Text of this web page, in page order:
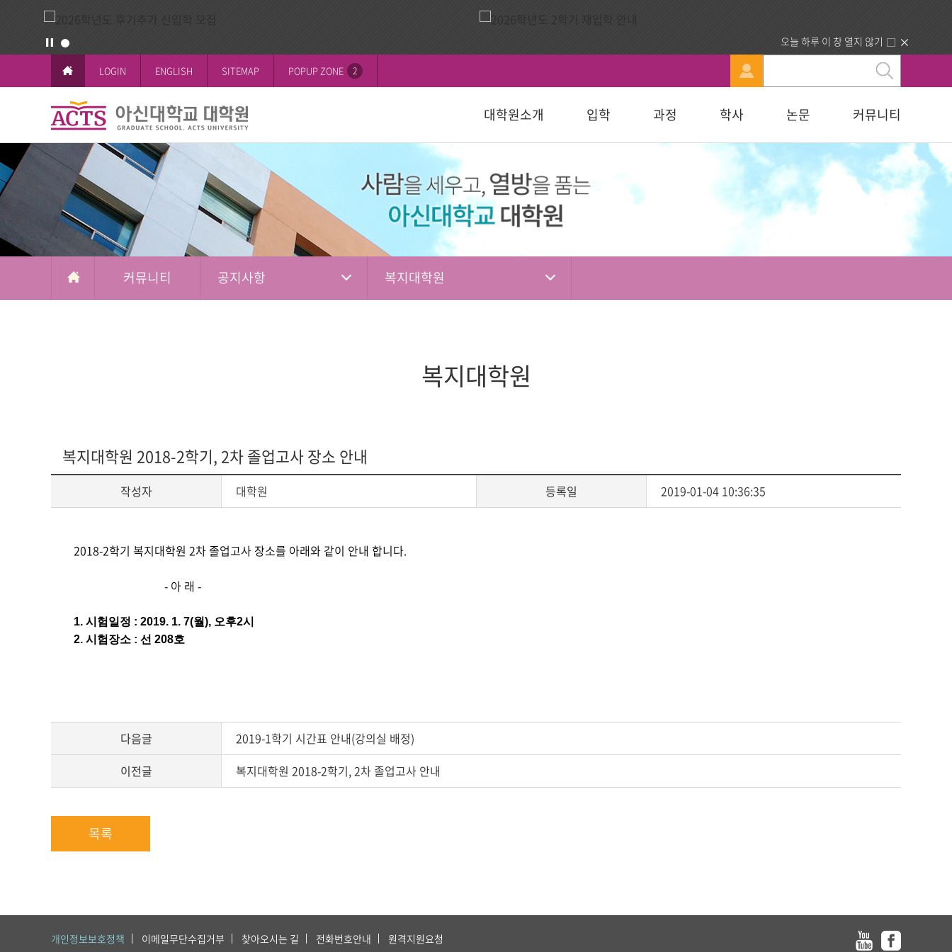
오늘 하루 이 창 열지 않기
LOGIN ENGLISH SITEMAP POPUP ZONE 2
대학원소개
교육이념과 비전
교육대학원
복지대학원
행정부서 안내
찾아오시는길
입학
공지사항 모집요강
일반대학원
신학대학원
선교대학원
교육대학원
상담대학원
다문화교육복지대학원
묻고답하기
합격자조회/고지서출력
입학원서접수
과정
일반대학원
철학박사(Ph.D.)
신학박사(Th.D.)
석박사통합과정
석사과정
신학대학원
성경강해학(Th.M.)
목회학석사
문학석사
교육대학원
교육학석사
다문화교육복지대학원
학사
학사일정 학칙 및 규정 휴·복학 안내
시험 및 성적안내 장학안내
논문
논문작성안내 논문심사일정 연구윤리자료실
커뮤니티
공지사항
전체공지
일반대학원
신학대학원
선교대학원
교육대학원
상담대학원
묻고답하기 청빙게시판
뮤
니
티
커뮤니티 공지사항 복지대학원
복지대학원
복지대학원 2018-2학기, 2차 졸업고사 장소 안내
작성자 대학원 등록일 2019-01-04 10:36:35
게
문
2018-2학기 복지대학원 2차 졸업고사 장소를 아래와 같이 안내 합니다.
- 아 래 -
1. 시험일정 : 2019. 1. 7(월), 오후2시
2. 시험장소 : 선 208호
다음글
2019-1학기 시간표 안내(강의실 배정)
이전글
복지대학원 2018-2학기, 2차 졸업고사 안내
목록
개인정보보호정책 이메일무단수집거부 찾아오시는 길 전화번호안내 원격지원요청